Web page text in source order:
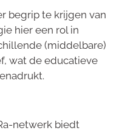
begrip te krijgen van
hier een rol in
(middelbare)
wat de educatieve
netwerk biedt